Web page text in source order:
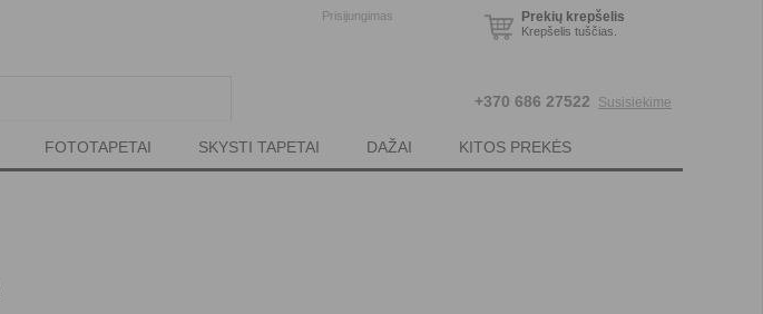
Prisijungimas Prekių krepšelis
Krepšelis tuščias.
+370 686 27522 Susisiekime
FOTOTAPETAI SKYSTI TAPETAI DAŽAI KITOS PREKĖS